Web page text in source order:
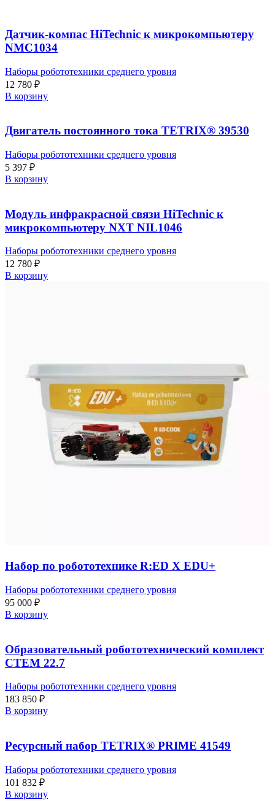
Датчик-компас HiTechnic к микрокомпьютеру
NMC1034
Наборы робототехники среднего уровня
12 780 ₽
В корзину
Двигатель постоянного тока TETRIX® 39530
Наборы робототехники среднего уровня
5 397 ₽
В корзину
Модуль инфракрасной связи HiTechnic к
микрокомпьютеру NXT NIL1046
Наборы робототехники среднего уровня
12 780 ₽
В корзину
Набор по робототехнике R:ED X EDU+
Наборы робототехники среднего уровня
95 000 ₽
В корзину
Образовательный робототехнический комплект
СТЕМ 22.7
Наборы робототехники среднего уровня
183 850 ₽
В корзину
Ресурсный набор TETRIX® PRIME 41549
Наборы робототехники среднего уровня
101 832 ₽
В корзину